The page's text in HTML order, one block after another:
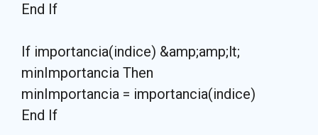
End If
If importancia(indice) &amp;amp;lt;
minImportancia Then
minImportancia = importancia(indice)
End If